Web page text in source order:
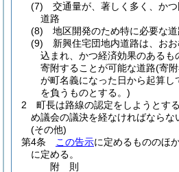
(7)
交通量が、著しく多く、か
道路
(8)
地区開発のため特に必要な道
(9)
新興住宅団地内道路は、お
込まれ、かつ経済効果のある
寄附することが可能な道路(寄
が町名義になった日から起算
を負うものとする。)
2
町長は路線の認定をしようとす
め議会の議決を経なければならな
(その他)
第4条
この告示に定めるもののほ
に定める。
附 則